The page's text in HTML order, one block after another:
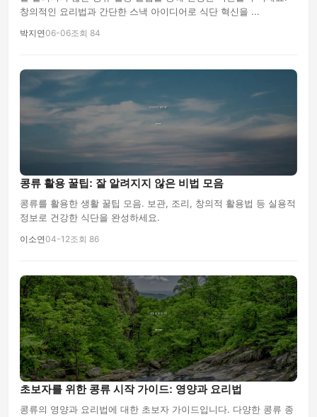
창의적인 요리법과 간단한 스낵 아이디어로 식단 혁신을 ...
박지연06-06조회 84
콩류 활용 꿀팁: 잘 알려지지 않은 비법 모음
콩류를 활용한 생활 꿀팁 모음. 보관, 조리, 창의적 활용법 등 실용적
정보로 건강한 식단을 완성하세요.
이소연04-12조회 86
초보자를 위한 콩류 시작 가이드: 영양과 요리법
콩류의 영양과 요리법에 대한 초보자 가이드입니다. 다양한 콩류 종